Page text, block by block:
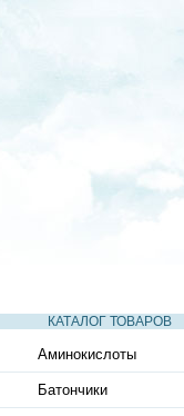
КАТАЛОГ ТОВАРОВ
Аминокислоты
Батончики